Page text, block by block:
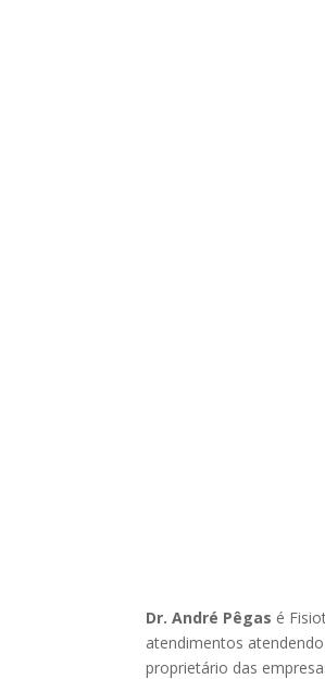
Dr. André Pêgas é
atendimentos
proprietário das